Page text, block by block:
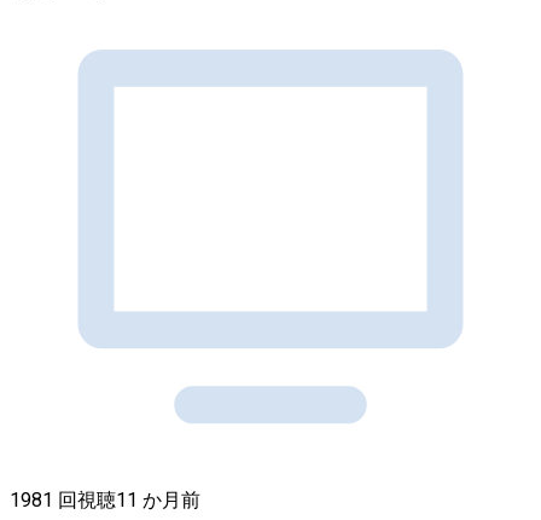
1981 回視聴11 か月前